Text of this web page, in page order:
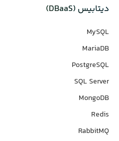
دیتابیس‌ (DBaaS)
MySQL
MariaDB
PostgreSQL
SQL Server
MongoDB
Redis
RabbitMQ